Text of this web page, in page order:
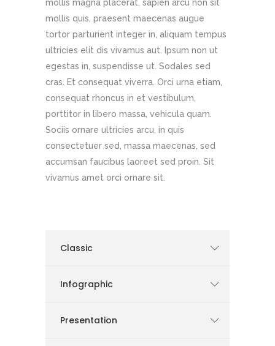
mollis magna placerat, sapien arcu non sit
mollis quis, praesent maecenas augue
tortor parturient integer in, aliquam tempus
ultricies elit dis vivamus aut. Ipsum non ut
egestas in, suspendisse ut. Sodales sed
cras. Et consequat viverra. Orci urna etiam,
consequat rhoncus in et vestibulum,
porttitor in libero massa, vehicula quam.
Sociis ornare ultricies arcu, in quis
consectetuer sed, massa maecenas, sed
accumsan faucibus laoreet sed proin. Sit
vivamus amet orci ornare sit.
Classic
Infographic
Presentation